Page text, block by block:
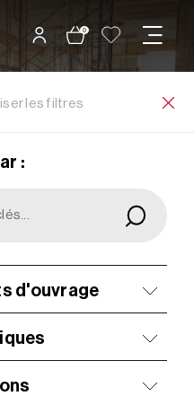
0
les filtres
:
d'ouvrage
à votre
les plus
grâce aux